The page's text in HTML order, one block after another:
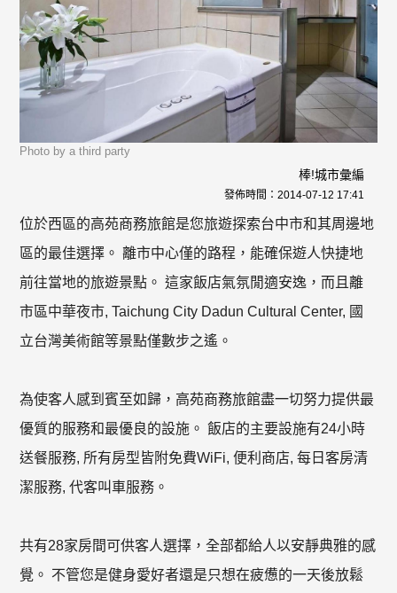
Photo by a third party
棒!城市彙編
發佈時間： 2014-07-12 17:41
位於西區的高苑商務旅館是您旅遊探索台中市和其周邊地
區的最佳選擇。 離市中心僅的路程，能確保遊人快捷地
前往當地的旅遊景點。 這家飯店氣氛閒適安逸，而且離
市區中華夜市, Taichung City Dadun Cultural Center, 國
立台灣美術館等景點僅數步之遙。
為使客人感到賓至如歸，高苑商務旅館盡一切努力提供最
優質的服務和最優良的設施。 飯店的主要設施有24小時
送餐服務, 所有房型皆附免費WiFi, 便利商店, 每日客房清
潔服務, 代客叫車服務。
共有28家房間可供客人選擇，全部都給人以安靜典雅的感
覺。 不管您是健身愛好者還是只想在疲憊的一天後放鬆